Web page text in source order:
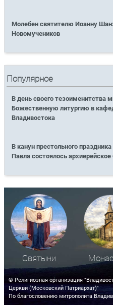
Молебен святителю Иоанну
Новомучеников
Популярное
В день своего тезоименитства
Божественную литургию в
Владивостока
В канун престольного
Павла состоялось
Святыни
© Религиозная организация
Церкви (Московский Патриархат)"
По благословению митрополита